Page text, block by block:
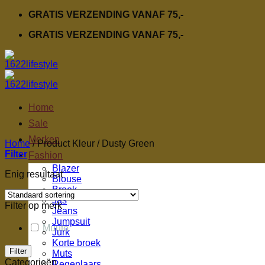
inhoud
GRATIS VERZENDING VANAF 75,-
GRATIS VERZENDING VANAF 75,-
Home
Sale
Merken
Fashion
Blazer
Blouse
Broek
Jas
Jeans
Jumpsuit
Jurk
Korte broek
Muts
Home /Product Kleur /Dusty Green
Filter
Enig resultaat
Filter op merk
Muuto
Filter
Categorieën